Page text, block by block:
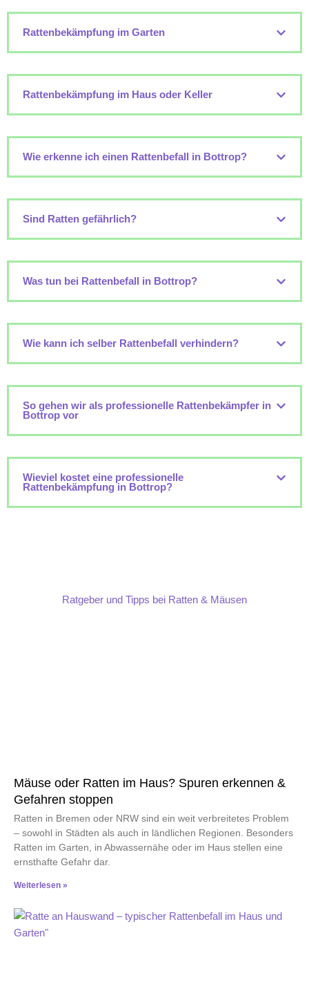
Rattenbekämpfung im Garten
Rattenbekämpfung im Haus oder Keller
Wie erkenne ich einen Rattenbefall in Bottrop?
Sind Ratten gefährlich?
Was tun bei Rattenbefall in Bottrop?
Wie kann ich selber Rattenbefall verhindern?
So gehen wir als professionelle Rattenbekämpfer in
Bottrop vor
Wieviel kostet eine professionelle
Rattenbekämpfung in Bottrop?
Ratgeber und Tipps bei Ratten & Mäusen
Mäuse oder Ratten im Haus? Spuren erkennen &
Gefahren stoppen
Ratten in Bremen oder NRW sind ein weit verbreitetes Problem
– sowohl in Städten als auch in ländlichen Regionen. Besonders
Ratten im Garten, in Abwassernähe oder im Haus stellen eine
ernsthafte Gefahr dar.
Weiterlesen »